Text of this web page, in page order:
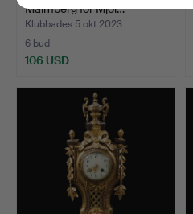
Malmberg för Mjöl…
Klubbades 5 okt 2023
6 bud
106 USD